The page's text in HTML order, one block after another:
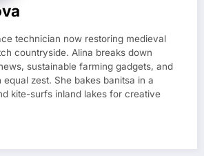
technician now restoring medieval
countryside. Alina breaks down
sustainable farming gadgets, and
equal zest. She bakes banitsa in a
kite-surfs inland lakes for creative